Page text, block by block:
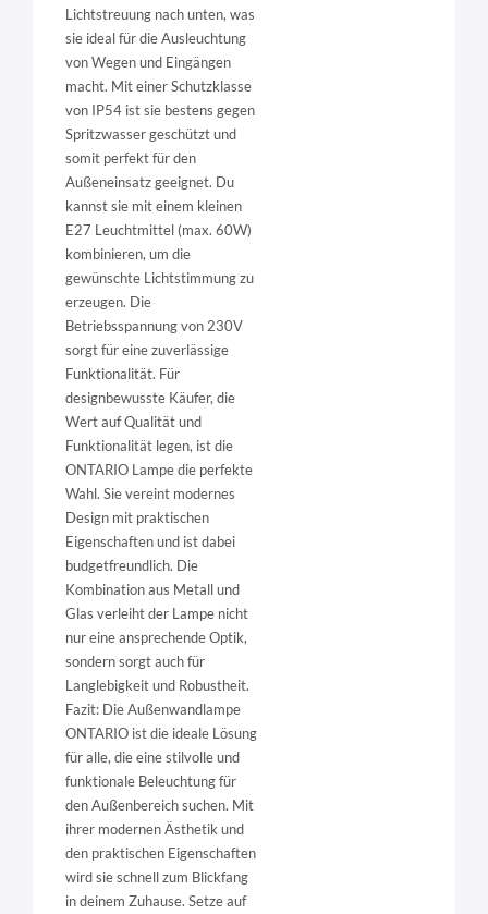
Lichtstreuung nach unten, was
sie ideal für die Ausleuchtung
von Wegen und Eingängen
macht. Mit einer Schutzklasse
von IP54 ist sie bestens gegen
Spritzwasser geschützt und
somit perfekt für den
Außeneinsatz geeignet. Du
kannst sie mit einem kleinen
E27 Leuchtmittel (max. 60W)
kombinieren, um die
gewünschte Lichtstimmung zu
erzeugen. Die
Betriebsspannung von 230V
sorgt für eine zuverlässige
Funktionalität. Für
designbewusste Käufer, die
Wert auf Qualität und
Funktionalität legen, ist die
ONTARIO Lampe die perfekte
Wahl. Sie vereint modernes
Design mit praktischen
Eigenschaften und ist dabei
budgetfreundlich. Die
Kombination aus Metall und
Glas verleiht der Lampe nicht
nur eine ansprechende Optik,
sondern sorgt auch für
Langlebigkeit und Robustheit.
Fazit: Die Außenwandlampe
ONTARIO ist die ideale Lösung
für alle, die eine stilvolle und
funktionale Beleuchtung für
den Außenbereich suchen. Mit
ihrer modernen Ästhetik und
den praktischen Eigenschaften
wird sie schnell zum Blickfang
in deinem Zuhause. Setze auf